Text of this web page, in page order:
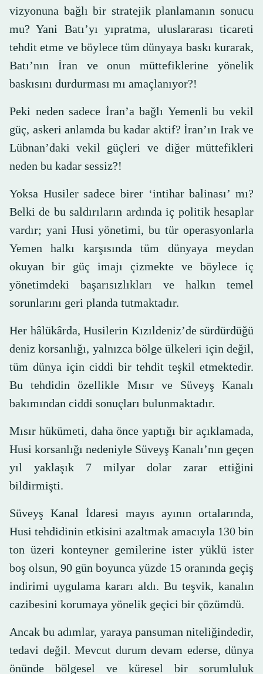
vizyonuna bağlı bir stratejik planlamanın sonucu
mu? Yani Batı’yı yıpratma, uluslararası ticareti
tehdit etme ve böylece tüm dünyaya baskı kurarak,
Batı’nın İran ve onun müttefiklerine yönelik
baskısını durdurması mı amaçlanıyor?!
Peki neden sadece İran’a bağlı Yemenli bu vekil
güç, askeri anlamda bu kadar aktif? İran’ın Irak ve
Lübnan’daki vekil güçleri ve diğer müttefikleri
neden bu kadar sessiz?!
Yoksa Husiler sadece birer ‘intihar balinası’ mı?
Belki de bu saldırıların ardında iç politik hesaplar
vardır; yani Husi yönetimi, bu tür operasyonlarla
Yemen halkı karşısında tüm dünyaya meydan
okuyan bir güç imajı çizmekte ve böylece iç
yönetimdeki başarısızlıkları ve halkın temel
sorunlarını geri planda tutmaktadır.
Her hâlükârda, Husilerin Kızıldeniz’de sürdürdüğü
deniz korsanlığı, yalnızca bölge ülkeleri için değil,
tüm dünya için ciddi bir tehdit teşkil etmektedir.
Bu tehdidin özellikle Mısır ve Süveyş Kanalı
bakımından ciddi sonuçları bulunmaktadır.
Mısır hükümeti, daha önce yaptığı bir açıklamada,
Husi korsanlığı nedeniyle Süveyş Kanalı’nın geçen
yıl yaklaşık 7 milyar dolar zarar ettiğini
bildirmişti.
Süveyş Kanal İdaresi mayıs ayının ortalarında,
Husi tehdidinin etkisini azaltmak amacıyla 130 bin
ton üzeri konteyner gemilerine ister yüklü ister
boş olsun, 90 gün boyunca yüzde 15 oranında geçiş
indirimi uygulama kararı aldı. Bu teşvik, kanalın
cazibesini korumaya yönelik geçici bir çözümdü.
Ancak bu adımlar, yaraya pansuman niteliğindedir,
tedavi değil. Mevcut durum devam ederse, dünya
önünde bölgesel ve küresel bir sorumluluk